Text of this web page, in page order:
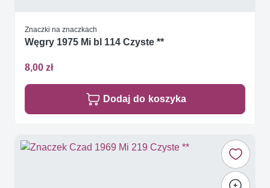
Znaczki na znaczkach
Węgry 1975 Mi bl 114 Czyste **
8,00 zł
Dodaj do koszyka